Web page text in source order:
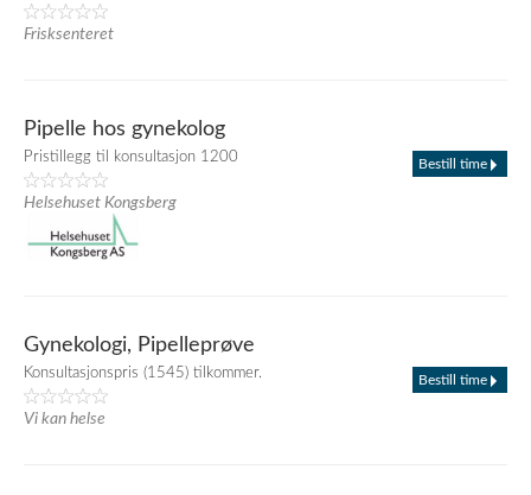
Frisksenteret
Pipelle hos gynekolog
Pristillegg til konsultasjon 1200
Helsehuset Kongsberg
Bestill time
Gynekologi, Pipelleprøve
Konsultasjonspris (1545) tilkommer.
Vi kan helse
Bestill time